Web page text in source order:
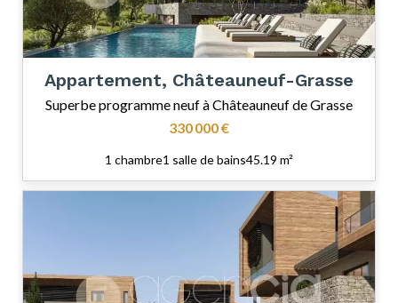
Appartement, Châteauneuf-Grasse
Superbe programme neuf à Châteauneuf de Grasse
330 000 €
1 chambre1 salle de bains45.19 m²